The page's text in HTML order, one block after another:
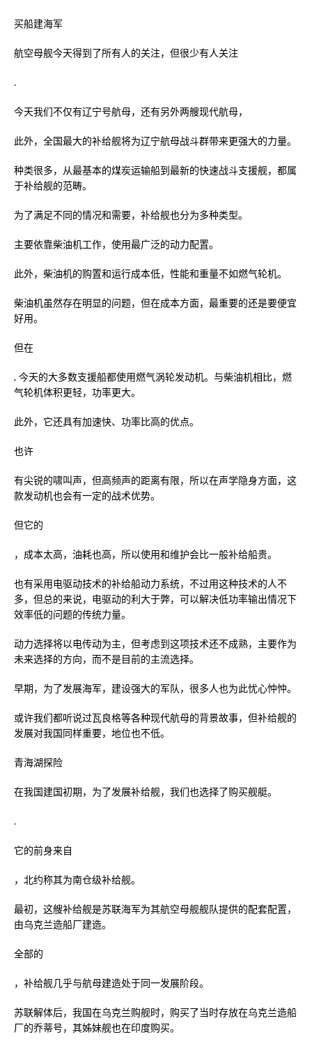
买船建海军
航空母舰今天得到了所有人的关注，但很少有人关注
.
今天我们不仅有辽宁号航母，还有另外两艘现代航母，
此外，全国最大的补给舰将为辽宁航母战斗群带来更强大的力量。
种类很多，从最基本的煤炭运输船到最新的快速战斗支援舰，都属
于补给舰的范畴。
为了满足不同的情况和需要，补给舰也分为多种类型。
主要依靠柴油机工作，使用最广泛的动力配置。
此外，柴油机的购置和运行成本低，性能和重量不如燃气轮机。
柴油机虽然存在明显的问题，但在成本方面，最重要的还是要便宜
好用。
但在
, 今天的大多数支援船都使用燃气涡轮发动机。与柴油机相比，燃
气轮机体积更轻，功率更大。
此外，它还具有加速快、功率比高的优点。
也许
有尖锐的啸叫声，但高频声的距离有限，所以在声学隐身方面，这
款发动机也会有一定的战术优势。
但它的
，成本太高，油耗也高，所以使用和维护会比一般补给船贵。
也有采用电驱动技术的补给船动力系统，不过用这种技术的人不
多，但总的来说，电驱动的利大于弊，可以解决低功率输出情况下
效率低的问题的传统力量。
动力选择将以电传动为主，但考虑到这项技术还不成熟，主要作为
未来选择的方向，而不是目前的主流选择。
早期，为了发展海军，建设强大的军队，很多人也为此忧心忡忡。
或许我们都听说过瓦良格等各种现代航母的背景故事，但补给舰的
发展对我国同样重要，地位也不低。
青海湖探险
在我国建国初期，为了发展补给舰，我们也选择了购买舰艇。
.
它的前身来自
，北约称其为南仓级补给舰。
最初，这艘补给舰是苏联海军为其航空母舰舰队提供的配套配置，
由乌克兰造船厂建造。
全部的
，补给舰几乎与航母建造处于同一发展阶段。
苏联解体后，我国在乌克兰购舰时，购买了当时存放在乌克兰造船
厂的乔蒂号，其姊妹舰也在印度购买。